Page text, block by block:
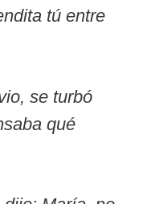
tú entre
se turbó
qué